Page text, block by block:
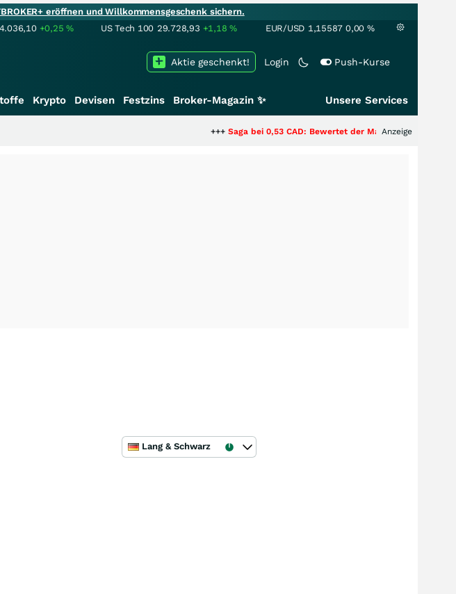
eröffnen und Willkommensgeschenk sichern.
+0,25% US Tech 100 29.728,93 +1,18% EUR/USD 1,15587 0,00 %
Login Push-Kurse
Aktie geschenkt!
Krypto Devisen Festzins Broker-Magazin ✨ Unsere Services
Saga bei 0,53 CAD: Bewertet der Markt noch immer nur die
Anzeige
Lang & Schwarz